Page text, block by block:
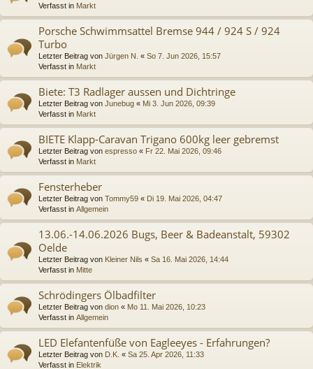
Verfasst in Markt
Porsche Schwimmsattel Bremse 944 / 924 S / 924
Turbo
Letzter Beitrag von Jürgen N. « So 7. Jun 2026, 15:57
Verfasst in Markt
Biete: T3 Radlager aussen und Dichtringe
Letzter Beitrag von Junebug « Mi 3. Jun 2026, 09:39
Verfasst in Markt
BIETE Klapp-Caravan Trigano 600kg leer gebremst
Letzter Beitrag von espresso « Fr 22. Mai 2026, 09:46
Verfasst in Markt
Fensterheber
Letzter Beitrag von Tommy59 « Di 19. Mai 2026, 04:47
Verfasst in Allgemein
13.06.-14.06.2026 Bugs, Beer & Badeanstalt, 59302
Oelde
Letzter Beitrag von Kleiner Nils « Sa 16. Mai 2026, 14:44
Verfasst in Mitte
Schrödingers Ölbadfilter
Letzter Beitrag von dion « Mo 11. Mai 2026, 10:23
Verfasst in Allgemein
LED Elefantenfüße von Eagleeyes - Erfahrungen?
Letzter Beitrag von D.K. « Sa 25. Apr 2026, 11:33
Verfasst in Elektrik